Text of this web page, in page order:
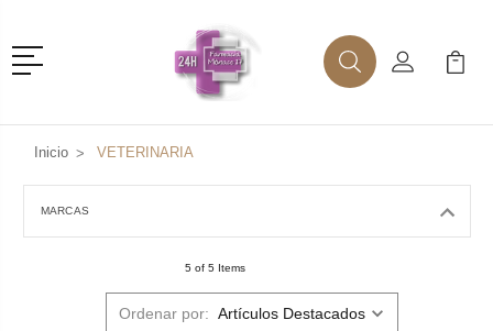
Menú
BuscarMi Cuenta
Mi
Inicio VETERINARIA
MARCAS
5 of 5 Items
Ordenar por: